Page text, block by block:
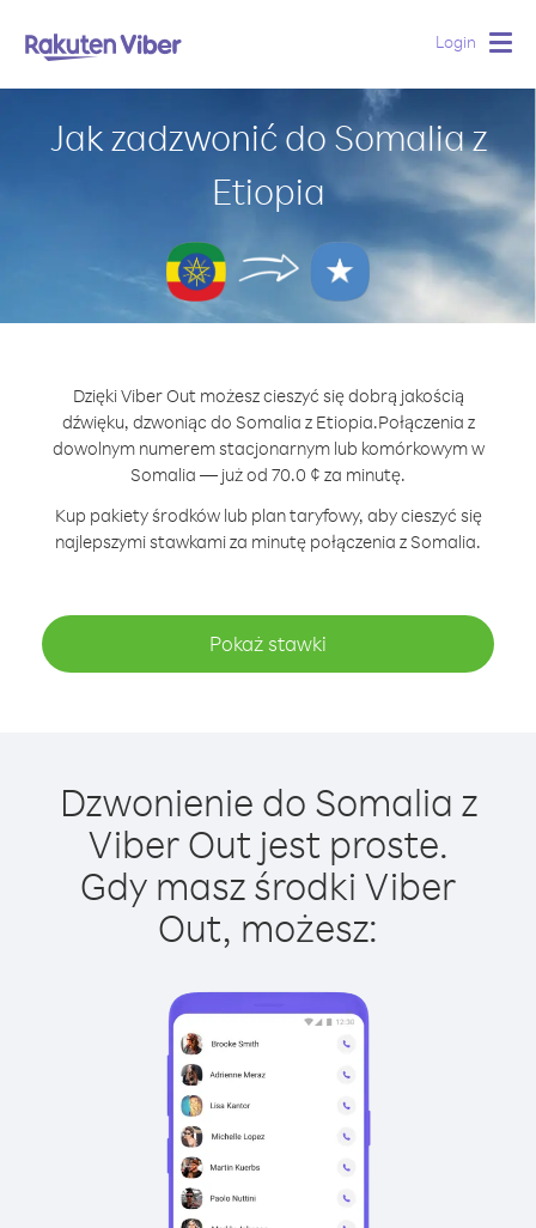
Login
Jak zadzwonić do Somalia z
Etiopia
Dzięki Viber Out możesz cieszyć się dobrą jakością
dźwięku, dzwoniąc do Somalia z Etiopia.Połączenia z
dowolnym numerem stacjonarnym lub komórkowym w
Somalia — już od 70.0 ¢ za minutę.
Kup pakiety środków lub plan taryfowy, aby cieszyć się
najlepszymi stawkami za minutę połączenia z Somalia.
Pokaż stawki
Dzwonienie do Somalia z
Viber Out jest proste.
Gdy masz środki Viber
Out, możesz: